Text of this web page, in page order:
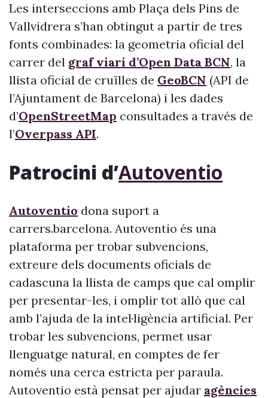
Les interseccions amb Plaça dels Pins de
Vallvidrera s’han obtingut a partir de tres
fonts combinades: la geometria oficial del
carrer del graf viari d’Open Data BCN, la
llista oficial de cruïlles de GeoBCN (API de
l’Ajuntament de Barcelona) i les dades
d’OpenStreetMap consultades a través de
l’Overpass API.
Patrocini d’Autoventio
Autoventio dona suport a
carrers.barcelona. Autoventio és una
plataforma per trobar subvencions,
extreure dels documents oficials de
cadascuna la llista de camps que cal omplir
per presentar-les, i omplir tot allò que cal
amb l’ajuda de la intel·ligència artificial. Per
trobar les subvencions, permet usar
llenguatge natural, en comptes de fer
només una cerca estricta per paraula.
Autoventio està pensat per ajudar agències